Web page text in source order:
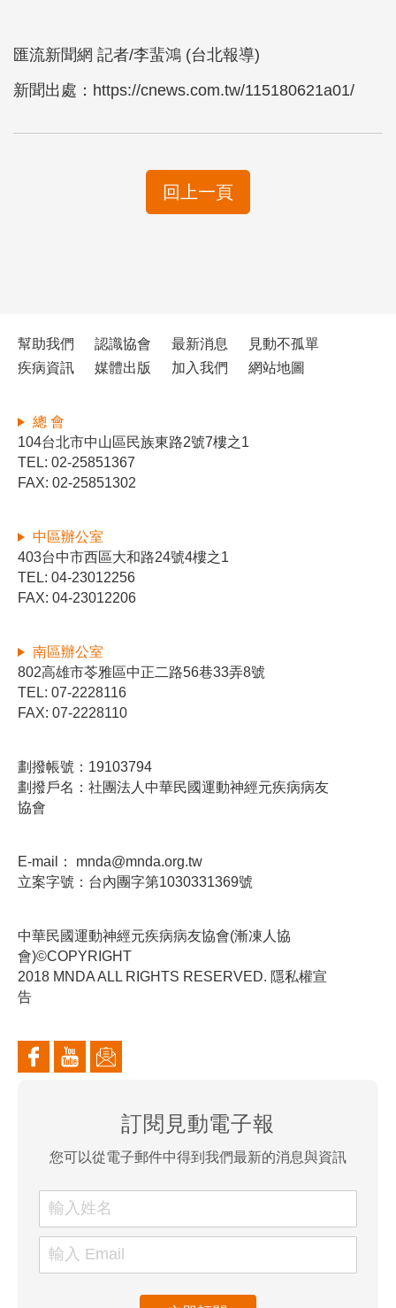
匯流新聞網 記者/李蜚鴻 (台北報導)
新聞出處： https://cnews.com.tw/115180621a01/
回上一頁
幫助我們 認識協會 最新消息
見動不孤單
疾病資訊
媒體出版 加入我們 網站地圖
總 會
104台北市中山區民族東路2號7樓之1
TEL: 02-25851367
FAX: 02-25851302
中區辦公室
403台中市西區大和路24號4樓之1
TEL: 04-23012256
FAX: 04-23012206
南區辦公室
802高雄市苓雅區中正二路56巷33弄8號
TEL: 07-2228116
FAX: 07-2228110
劃撥帳號：19103794
劃撥戶名：社團法人中華民國運動神經元疾病病友
協會
E-mail：
mnda@mnda.org.tw
立案字號：台內團字第1030331369號
中華民國運動神經元疾病病友協會(漸凍人協
會)©COPYRIGHT
2018 MNDA ALL RIGHTS RESERVED. 隱私權宣
告
訂閱見動電子報
您可以從電子郵件中得到我們最新的消息與資訊